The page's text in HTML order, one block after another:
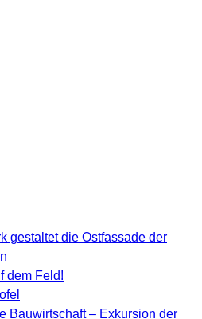
gestaltet die Ostfassade der
dem Feld!
Bauwirtschaft – Exkursion der